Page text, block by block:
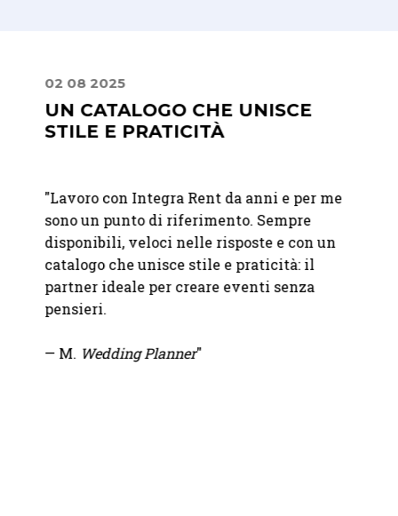
02 08 2025
UN CATALOGO CHE UNISCE
STILE E PRATICITÀ
"Lavoro con Integra Rent da anni e per me
sono un punto di riferimento. Sempre
disponibili, veloci nelle risposte e con un
catalogo che unisce stile e praticità: il
partner ideale per creare eventi senza
pensieri.
— M. Wedding Planner"